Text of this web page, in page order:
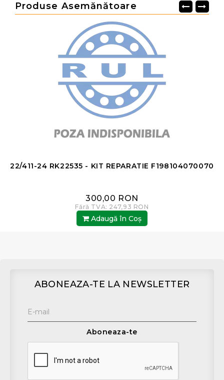
Produse Asemănătoare
22/411-24 RK22535 - KIT REPARATIE F198104070070
300,00 RON
Fără TVA: 247,93 RON
Adaugă în Coş
ABONEAZA-TE LA NEWSLETTER
Aboneaza-te